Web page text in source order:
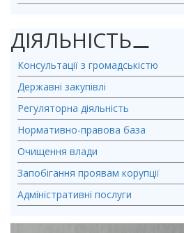
ДІЯЛЬНІСТЬ⚊
Консультації з громадськістю
Державні закупівлі
Регуляторна діяльність
Нормативно-правова база
Очищення влади
Запобігання проявам корупції
Адміністративні послуги